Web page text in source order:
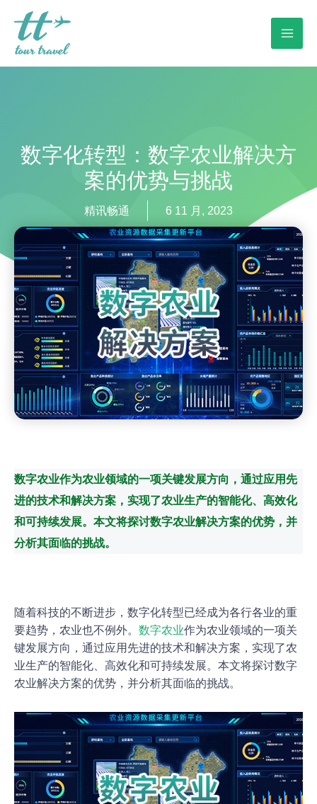
数字化转型：数字农业解决方
案的优势与挑战
精讯畅通 6 11 月, 2023
数字农业作为农业领域的一项关键发展方向，通过应用先
进的技术和解决方案，实现了农业生产的智能化、高效化
和可持续发展。本文将探讨数字农业解决方案的优势，并
分析其面临的挑战。
随着科技的不断进步，数字化转型已经成为各行各业的重
要趋势，农业也不例外。 数字农业作为农业领域的一项关
键发展方向，通过应用先进的技术和解决方案，实现了农
业生产的智能化、高效化和可持续发展。本文将探讨数字
农业解决方案的优势，并分析其面临的挑战。